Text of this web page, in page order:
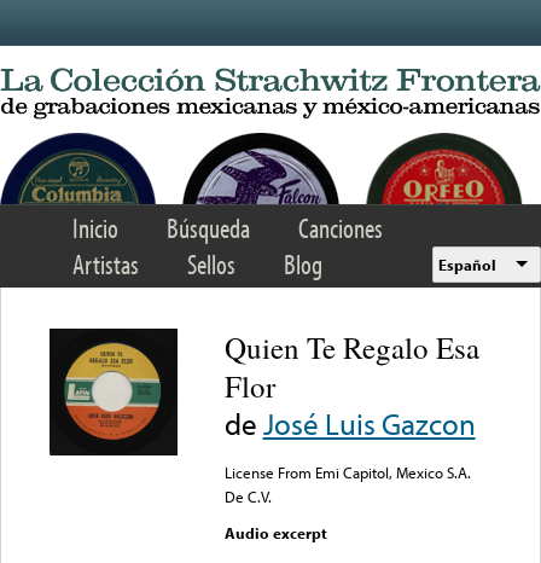
Inicio Búsqueda
Canciones
Artistas
Sellos Blog Español
Quien Te Regalo Esa
Flor
deJosé Luis Gazcon
License From Emi Capitol, Mexico S.A.
De C.V.
Audio excerpt